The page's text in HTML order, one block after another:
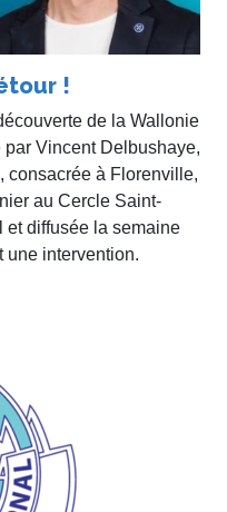
!
de la Wallonie
Vincent Delbushaye,
consacrée à Florenville,
au Cercle Saint-
et diffusée la semaine
une intervention.